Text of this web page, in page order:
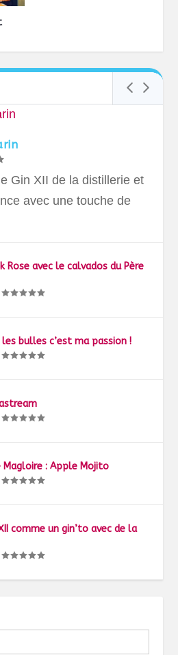
Gin XII de la distillerie et
avec une touche de
Rose avec le calvados du Père
|
bulles c’est ma passion !
|
|
Magloire : Apple Mojito
|
comme un gin’to avec de la
|